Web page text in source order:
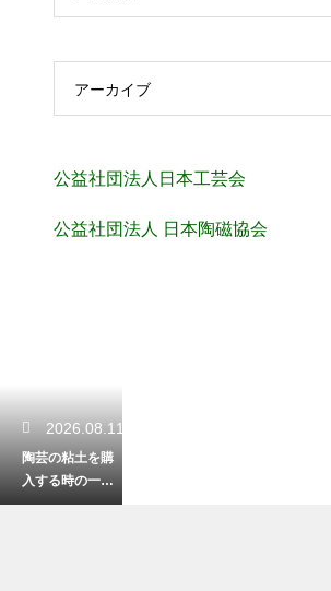
アーカイブ
公益社団法人日本工芸会
公益社団法人 日本陶磁協会
2026.08.11
陶芸の粘土を購
入する時の一般
的な単位とは？